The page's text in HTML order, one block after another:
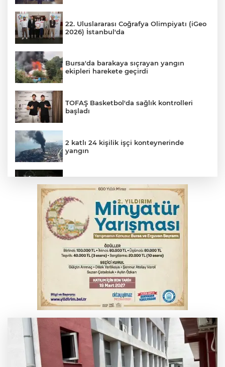
22. Uluslararası Coğrafya Olimpiyatı (iGeo
2026) İstanbul'da
Bursa'da barakaya sıçrayan yangın
ekipleri harekete geçirdi
TOFAŞ Basketbol'da sağlık kontrolleri
başladı
2 katlı 24 kişilik işçi konteynerinde
yangın
duvarına tosladı
Bursa'da yolcu otobüsünün çarptığı
kadın ağır yaralandı
Uludağ İçecek, 1. FC Nürnberg’in resmi
sponsoru oldu
'Yeni nesil suç örgütlerine' dev operasyon